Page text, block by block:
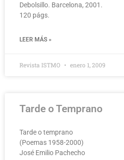
Debolsillo. Barcelona, 2001.
120 págs.
LEER MÁS »
Revista ISTMO enero 1, 2009
Tarde o Temprano
Tarde o temprano
(Poemas 1958-2000)
José Emilio Pachecho